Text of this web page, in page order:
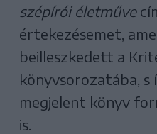
szépírói életműve
értekezésemet,
beilleszkedett a
könyvsorozatába, s
megjelent könyv
is.